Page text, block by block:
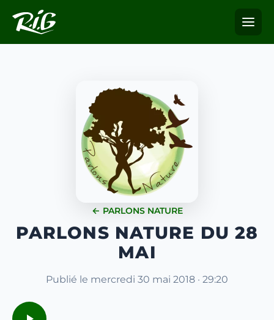
← PARLONS NATURE
PARLONS NATURE DU 28
MAI
Publié le mercredi 30 mai 2018 · 29:20